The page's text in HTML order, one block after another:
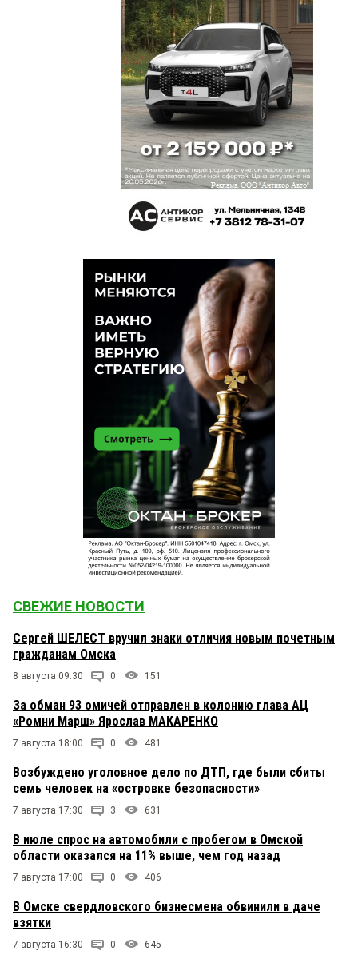
СВЕЖИЕ НОВОСТИ
Сергей ШЕЛЕСТ вручил знаки отличия новым почетным
гражданам Омска
8 августа 09:30 0 151
За обман 93 омичей отправлен в колонию глава АЦ
«Ромни Марш» Ярослав МАКАРЕНКО
7 августа 18:00 0 481
Возбуждено уголовное дело по ДТП, где были сбиты
семь человек на «островке безопасности»
7 августа 17:30 3 631
В июле спрос на автомобили с пробегом в Омской
области оказался на 11% выше, чем год назад
7 августа 17:00 0 406
В Омске свердловского бизнесмена обвинили в даче
взятки
7 августа 16:30 0 645